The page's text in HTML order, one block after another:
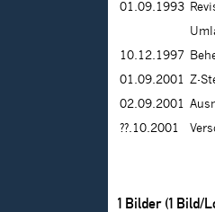
01.09.1993
10.12.1997
01.09.2001 Z-
02.09.2001
??.10.2001
1 Bilder (1 Bild/